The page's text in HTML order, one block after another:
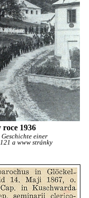
1936
einer
a www stránky